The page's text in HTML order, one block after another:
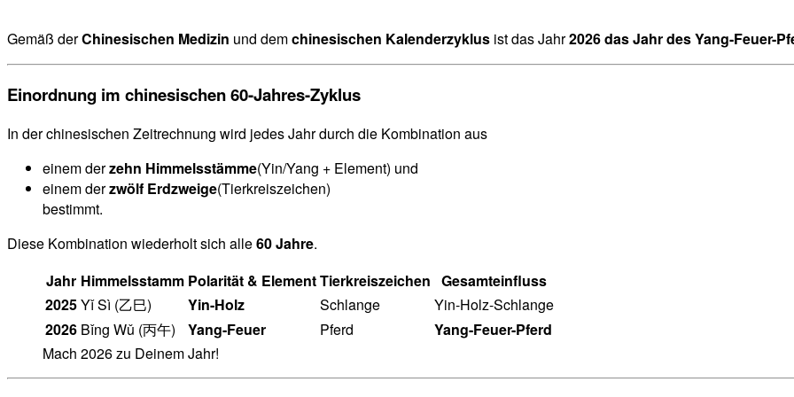
Gemäß derChinesischen Medizin und demchinesischen Kalenderzyklus ist das Jahr2026 das Jahr des Yang-Feuer-
Einordnung im chinesischen 60-Jahres-Zyklus
In der chinesischen Zeitrechnung wird jedes Jahr durch die Kombination aus
einem derzehn Himmelsstämme(Yin/Yang + Element) und
einem derzwölf Erdzweige(Tierkreiszeichen)
bestimmt.
Diese Kombination wiederholt sich alle60 Jahre.
Jahr Himmelsstamm Polarität & ElementTierkreiszeichen Gesamteinfluss
2025Yǐ Sì (乙巳) Yin-Holz Schlange
Yin-Holz-Schlange
2026 Bǐng Wǔ (丙午) Yang-Feuer Pferd
Yang-Feuer-Pferd
Mach 2026 zu Deinem Jahr!